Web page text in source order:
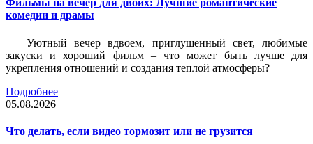
Фильмы на вечер для двоих: Лучшие романтические
комедии и драмы
Уютный вечер вдвоем, приглушенный свет, любимые
закуски и хороший фильм – что может быть лучше для
укрепления отношений и создания теплой атмосферы?
Подробнее
05.08.2026
Что делать, если видео тормозит или не грузится